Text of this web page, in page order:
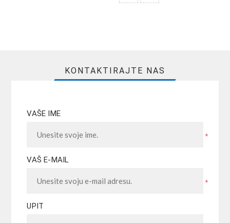
KONTAKTIRAJTE NAS
VAŠE IME
*
VAŠ E-MAIL
*
UPIT